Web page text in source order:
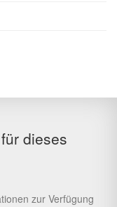
dieses
zur Verfügung